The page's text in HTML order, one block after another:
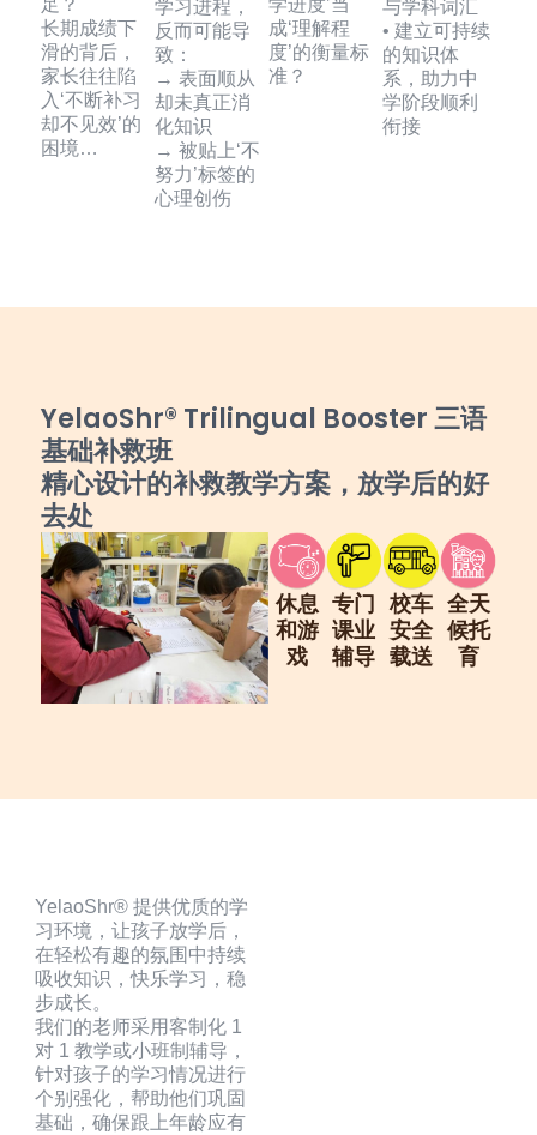
足？
长期成绩下
滑的背后，
家长往往陷
入‘不断补习
却不见效’的
困境…
学习进程，
反而可能导
致：
→ 表面顺从
却未真正消
化知识
→ 被贴上‘不
努力’标签的
心理创伤
学进度’当
成‘理解程
度’的衡量标
准？
与学科词汇
• 建立可持续
的知识体
系，助力中
学阶段顺利
衔接
YelaoShr® Trilingual Booster 三语
基础补救班
精心设计的补救教学方案，放学后的好
去处
休息
和游
戏
专门
课业
辅导
校车
安全
载送
全天
候托
育
YelaoShr® 提供优质的学
习环境，让孩子放学后，
在轻松有趣的氛围中持续
吸收知识，快乐学习，稳
步成长。
我们的老师采用客制化 1
对 1 教学或小班制辅导，
针对孩子的学习情况进行
个别强化，帮助他们巩固
基础，确保跟上年龄应有